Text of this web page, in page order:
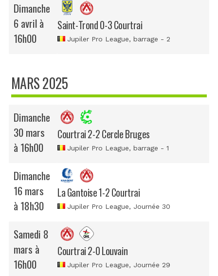
Dimanche
6 avril à
16h00
Saint-Trond 0-3 Courtrai
Jupiler Pro League, barrage - 2
MARS 2025
Dimanche
30 mars
à 16h00
Courtrai 2-2 Cercle Bruges
Jupiler Pro League, barrage - 1
Dimanche
16 mars
à 18h30
La Gantoise 1-2 Courtrai
Jupiler Pro League, Journée 30
Samedi 8
mars à
16h00
Courtrai 2-0 Louvain
Jupiler Pro League, Journée 29